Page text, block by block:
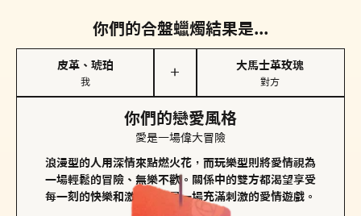
你們的合盤蠟燭結果是...
皮革、琥珀
我
＋
大馬士革玫瑰
對方
你們的戀愛風格
愛是一場偉大冒險
浪漫型的人用深情來點燃火花，而玩樂型則將愛情視為
一場輕鬆的冒險、無樂不歡。關係中的雙方都渴望享受
每一刻的快樂和激動，像是一場充滿刺激的愛情遊戲。